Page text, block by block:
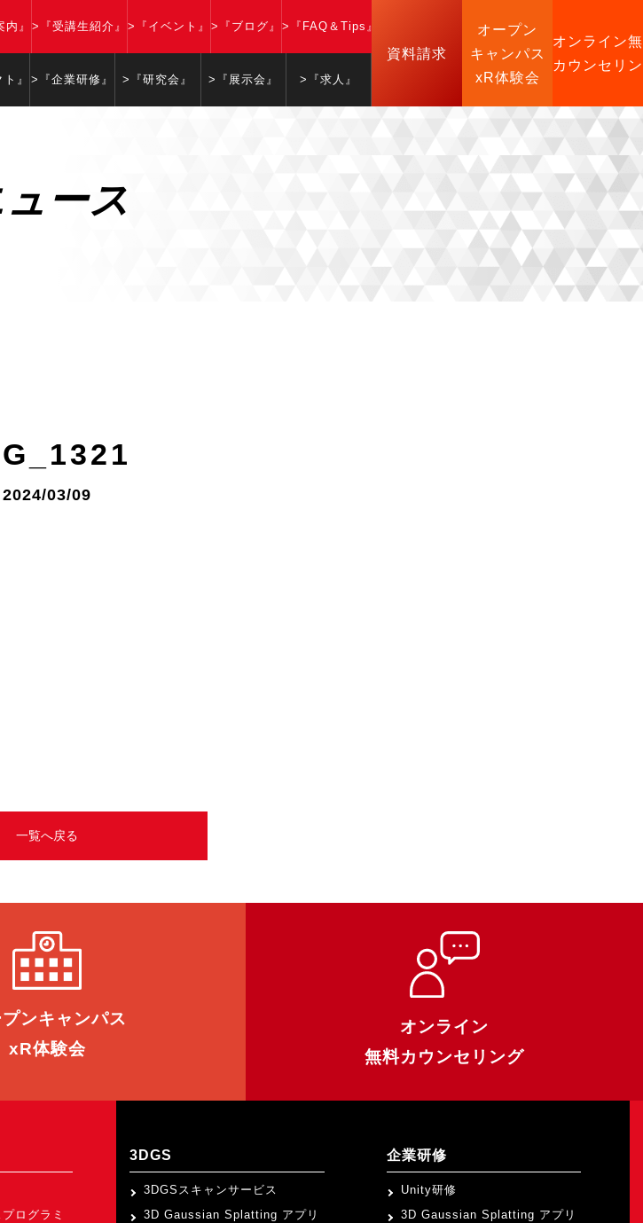
』 >『受講生紹介』 >『イベント』 >『ブログ』 >『FAQ＆Tips』
』 >『企業研修』 >『研究会』 >『展示会』 >『求人』
資料請求
オープン
キャンパス
xR体験会
オンライン
カウンセリ
ース
2024/03/09
一覧へ戻る
ンキャンパス
xR体験会
オンライン
無料カウンセリング
ログラミ
3DGS
3DGSスキャンサービス
3D Gaussian Splatting アプリ
企業研修
Unity研修
3D Gaussian Splatting アプリ